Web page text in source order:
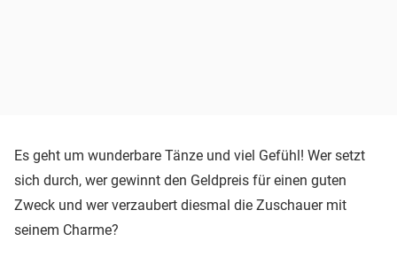
Es geht um wunderbare Tänze und viel Gefühl! Wer setzt
sich durch, wer gewinnt den Geldpreis für einen guten
Zweck und wer verzaubert diesmal die Zuschauer mit
seinem Charme?